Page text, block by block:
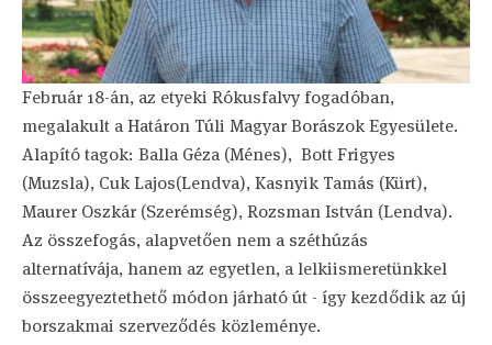
Február 18-án, az etyeki Rókusfalvy fogadóban,
megalakult a Határon Túli Magyar Borászok Egyesülete.
Alapító tagok: Balla Géza (Ménes), Bott Frigyes
(Muzsla), Cuk Lajos(Lendva), Kasnyik Tamás (Kürt),
Maurer Oszkár (Szerémség), Rozsman István (Lendva).
Az összefogás, alapvetően nem a széthúzás
alternatívája, hanem az egyetlen, a lelkiismeretünkkel
összeegyeztethető módon járható út - így kezdődik az új
borszakmai szerveződés közleménye.